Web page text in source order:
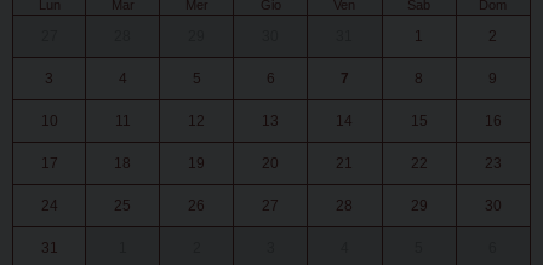
Lun Mar Mer Gio Ven Sab Dom
1 2
3 4 5 6 7 8 9
10 11 12 13 14 15 16
17 18 19 20 21 22 23
24 25 26 27 28 29 30
31